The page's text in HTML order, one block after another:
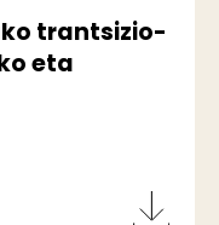
trantsizio-
eta